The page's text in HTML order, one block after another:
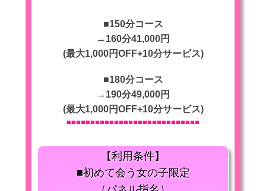
■150分コース
→160分41,000円
(最大1,000円OFF+10分サービス)
■180分コース
→190分49,000円
(最大1,000円OFF+10分サービス)
■■■■■■■■■■■■■■■■■■■■■■■■■■■■
【利用条件】
■初めて会う女の子限定